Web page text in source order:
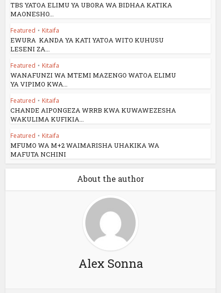
TBS YATOA ELIMU YA UBORA WA BIDHAA KATIKA
MAONESHO...
Featured • Kitaifa
EWURA KANDA YA KATI YATOA WITO KUHUSU
LESENI ZA...
Featured • Kitaifa
WANAFUNZI WA MTEMI MAZENGO WATOA ELIMU
YA VIPIMO KWA...
Featured • Kitaifa
CHANDE AIPONGEZA WRRB KWA KUWAWEZESHA
WAKULIMA KUFIKIA...
Featured • Kitaifa
MFUMO WA M+2 WAIMARISHA UHAKIKA WA
MAFUTA NCHINI
About the author
Alex Sonna